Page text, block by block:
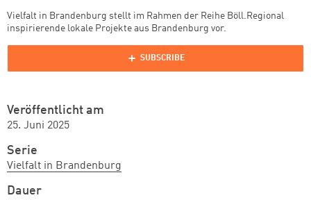
Vielfalt in Brandenburg stellt im Rahmen der Reihe Böll.Regional
inspirierende lokale Projekte aus Brandenburg vor.
Veröffentlicht am
25. Juni 2025
Serie
Vielfalt in Brandenburg
Dauer